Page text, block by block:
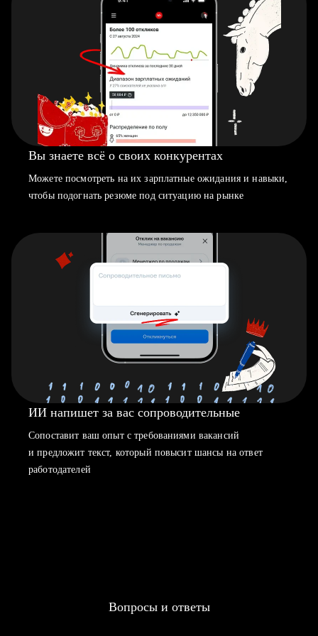
Вы знаете всё о своих конкурентах
Можете посмотреть на их зарплатные ожидания и навыки,
чтобы подогнать резюме под ситуацию на рынке
ИИ напишет за вас сопроводительные
Сопоставит ваш опыт с требованиями вакансий
и предложит текст, который повысит шансы на ответ
работодателей
Вопросы и ответы